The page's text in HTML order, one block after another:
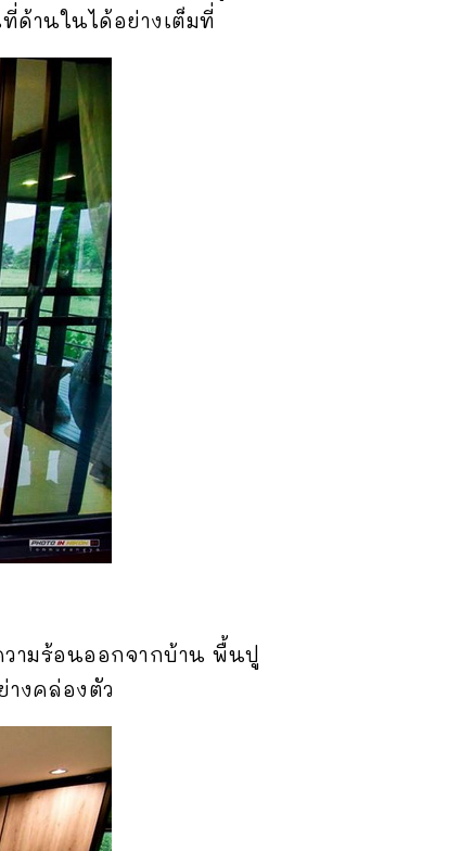
ด้านในได้อย่างเต็มที่
วามร้อนออกจากบ้าน พื้นปู
งคล่องตัว